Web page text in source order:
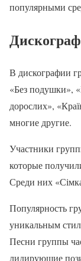
популярными
В дискографии
«Без подушки»,
дорослих»,
многие другие.
Участники
которые
Среди них
Популярность
уникальным
Песни группы
лидирующие